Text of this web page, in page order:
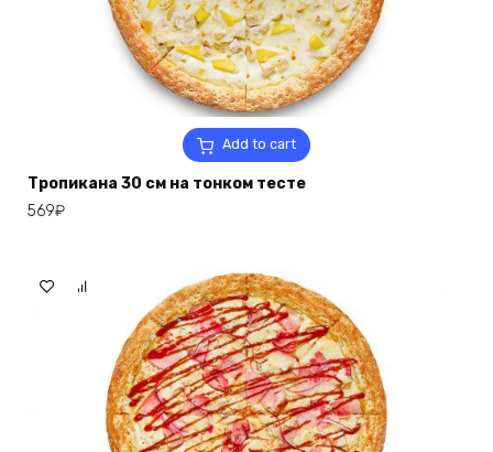
Add to cart
Тропикана 30 см на тонком тесте
569₽